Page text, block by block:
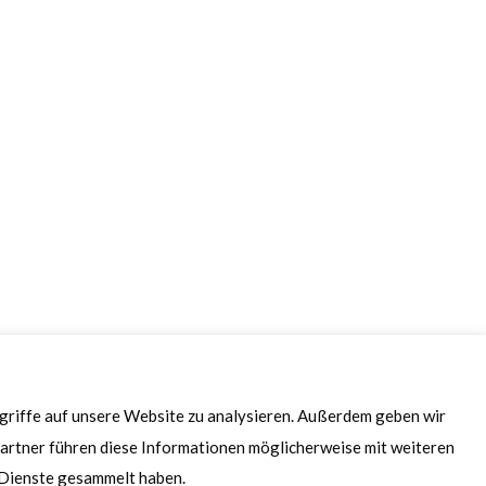
auf unsere Website zu analysieren. Außerdem geben wir
führen diese Informationen möglicherweise mit weiteren
gesammelt haben.